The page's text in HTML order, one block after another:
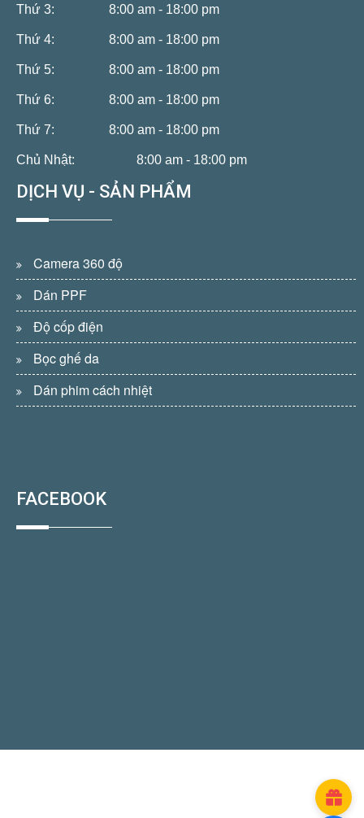
Thứ 3: 8:00 am - 18:00 pm
Thứ 4: 8:00 am - 18:00 pm
Thứ 5: 8:00 am - 18:00 pm
Thứ 6: 8:00 am - 18:00 pm
Thứ 7: 8:00 am - 18:00 pm
Chủ Nhật: 8:00 am - 18:00 pm
DỊCH VỤ - SẢN PHẨM
Camera 360 độ
Dán PPF
Độ cốp điện
Bọc ghế da
Dán phim cách nhiệt
FACEBOOK